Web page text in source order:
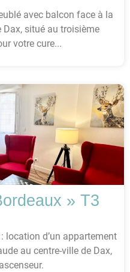
avec balcon face à la
Dax, situé au troisième
votre cure...
» T3
location d’un appartement
au centre-ville de Dax,